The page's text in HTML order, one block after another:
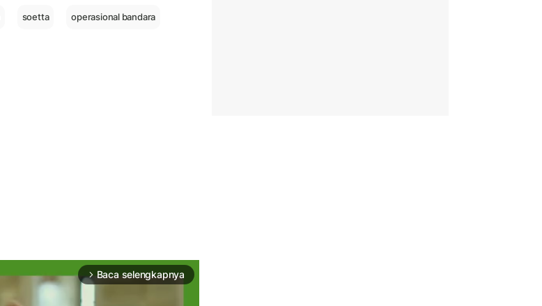
soetta operasional bandara
arrow_forward_ios Baca selengkapnya